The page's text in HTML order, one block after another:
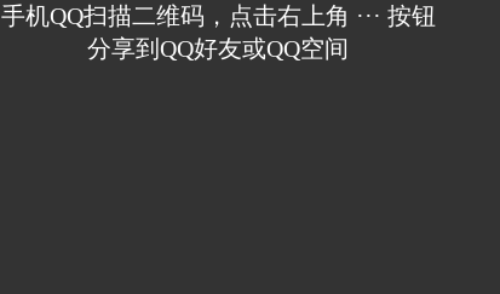
手机QQ扫描二维码，点击右上角 ··· 按钮
分享到QQ好友或QQ空间